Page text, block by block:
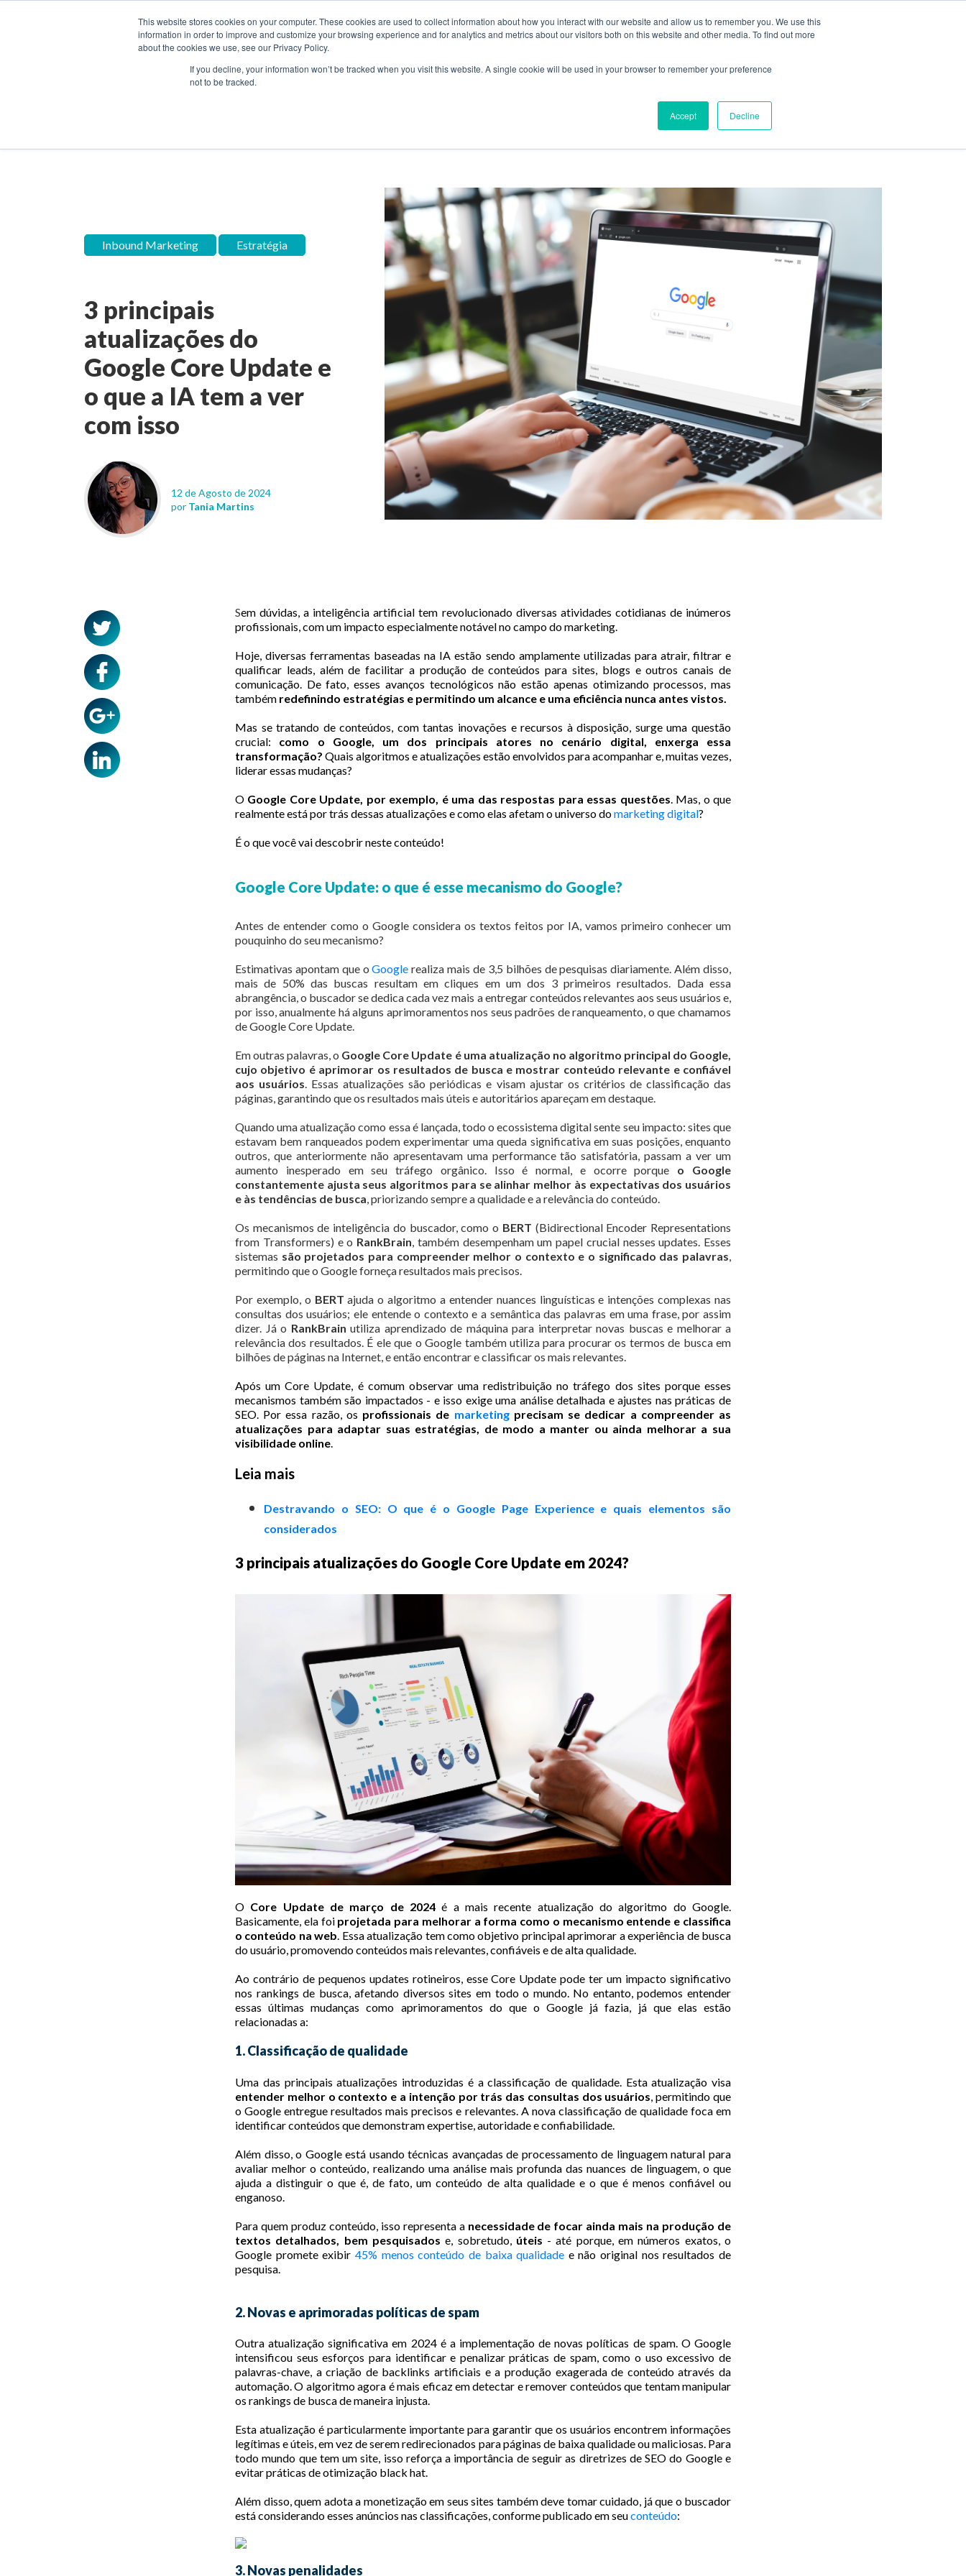
This website stores cookies on your computer. These cookies are used to collect information about how you interact with our website and allow us to remember you. We use this
information in order to improve and customize your browsing experience and for analytics and metrics about our visitors both on this website and other media. To find out more
about the cookies we use, see our Privacy Policy.
If you decline, your information won’t be tracked when you visit this website. A single cookie will be used in your browser to remember your preference
not to be tracked.
Accept Decline
SOLUÇÕES
Blog
Inbound Marketing Estratégia
3 principais
atualizações do
Google Core Update e
o que a IA tem a ver
com isso
12 de Agosto de 2024
por Tania Martins
Sem dúvidas, a inteligência artificial tem revolucionado diversas atividades cotidianas de inúmeros
profissionais, com um impacto especialmente notável no campo do marketing.
Hoje, diversas ferramentas baseadas na IA estão sendo amplamente utilizadas para atrair, filtrar e
qualificar leads, além de facilitar a produção de conteúdos para sites, blogs e outros canais de
comunicação. De fato, esses avanços tecnológicos não estão apenas otimizando processos, mas
também redefinindo estratégias e permitindo um alcance e uma eficiência nunca antes vistos.
Mas se tratando de conteúdos, com tantas inovações e recursos à disposição, surge uma questão
crucial: como o Google, um dos principais atores no cenário digital, enxerga essa
transformação? Quais algoritmos e atualizações estão envolvidos para acompanhar e, muitas vezes,
liderar essas mudanças?
O Google Core Update, por exemplo, é uma das respostas para essas questões. Mas, o que
realmente está por trás dessas atualizações e como elas afetam o universo domarketing digital?
É o que você vai descobrir neste conteúdo!
Google Core Update: o que é esse mecanismo do Google?
Antes de entender como o Google considera os textos feitos por IA, vamos primeiro conhecer um
pouquinho do seu mecanismo?
Estimativas apontam que oGoogle realiza mais de 3,5 bilhões de pesquisas diariamente. Além disso,
mais de 50% das buscas resultam em cliques em um dos 3 primeiros resultados. Dada essa
abrangência, o buscador se dedica cada vez mais a entregar conteúdos relevantes aos seus usuários e,
por isso, anualmente há alguns aprimoramentos nos seus padrões de ranqueamento, o que chamamos
de Google Core Update.
Em outras palavras, o Google Core Update é uma atualização no algoritmo principal do Google,
cujo objetivo é aprimorar os resultados de busca e mostrar conteúdo relevante e confiável
aos usuários. Essas atualizações são periódicas e visam ajustar os critérios de classificação das
páginas, garantindo que os resultados mais úteis e autoritários apareçam em destaque.
Quando uma atualização como essa é lançada, todo o ecossistema digital sente seu impacto: sites que
estavam bem ranqueados podem experimentar uma queda significativa em suas posições, enquanto
outros, que anteriormente não apresentavam uma performance tão satisfatória, passam a ver um
aumento inesperado em seu tráfego orgânico. Isso é normal, e ocorre porque o Google
constantemente ajusta seus algoritmos para se alinhar melhor às expectativas dos usuários
e às tendências de busca, priorizando sempre a qualidade e a relevância do conteúdo.
Os mecanismos de inteligência do buscador, como o BERT (Bidirectional Encoder Representations
from Transformers) e o RankBrain, também desempenham um papel crucial nesses updates. Esses
sistemas são projetados para compreender melhor o contexto e o significado das palavras,
permitindo que o Google forneça resultados mais precisos.
Por exemplo, o BERT ajuda o algoritmo a entender nuances linguísticas e intenções complexas nas
consultas dos usuários; ele entende o contexto e a semântica das palavras em uma frase, por assim
dizer. Já o RankBrain utiliza aprendizado de máquina para interpretar novas buscas e melhorar a
relevância dos resultados. É ele que o Google também utiliza para procurar os termos de busca em
bilhões de páginas na Internet, e então encontrar e classificar os mais relevantes.
Após um Core Update, é comum observar uma redistribuição no tráfego dos sites porque esses
mecanismos também são impactados - e isso exige uma análise detalhada e ajustes nas práticas de
SEO. Por essa razão, os profissionais de marketingprecisam se dedicar a compreender as
atualizações para adaptar suas estratégias, de modo a manter ou ainda melhorar a sua
visibilidade online.
Leia mais
Destravando o SEO: O que é o Google Page Experience e quais elementos são
considerados
3 principais atualizações do Google Core Update em 2024?
O Core Update de março de 2024 é a mais recente atualização do algoritmo do Google.
Basicamente, ela foiprojetada para melhorar a forma como o mecanismo entende e classifica
o conteúdo na web. Essa atualização tem como objetivo principal aprimorar a experiência de busca
do usuário, promovendo conteúdos mais relevantes, confiáveis e de alta qualidade.
Ao contrário de pequenos updates rotineiros, esse Core Update pode ter um impacto significativo
nos rankings de busca, afetando diversos sites em todo o mundo. No entanto, podemos entender
essas últimas mudanças como aprimoramentos do que o Google já fazia, já que elas estão
relacionadas a:
1. Classificação de qualidade
Uma das principais atualizações introduzidas é a classificação de qualidade. Esta atualização visa
entender melhor o contexto e a intenção por trás das consultas dos usuários , permitindo que
o Google entregue resultados mais precisos e relevantes. A nova classificação de qualidade foca em
identificar conteúdos que demonstram expertise, autoridade e confiabilidade.
Além disso, o Google está usando técnicas avançadas de processamento de linguagem natural para
avaliar melhor o conteúdo, realizando uma análise mais profunda das nuances de linguagem, o que
ajuda a distinguir o que é, de fato, um conteúdo de alta qualidade e o que é menos confiável ou
enganoso.
Para quem produz conteúdo, isso representa a necessidade de focar ainda mais na produção de
textos detalhados,
bem pesquisados e, sobretudo, úteis - até porque, em números exatos, o
Google promete exibir 45% menos conteúdo de baixa qualidade e não original nos resultados de
pesquisa.
2. Novas e aprimoradas políticas de spam
Outra atualização significativa em 2024 é a implementação de novas políticas de spam. O Google
intensificou seus esforços para identificar e penalizar práticas de spam, como o uso excessivo de
palavras-chave, a criação de backlinks artificiais e a produção exagerada de conteúdo através da
automação. O algoritmo agora é mais eficaz em detectar e remover conteúdos que tentam manipular
os rankings de busca de maneira injusta.
Esta atualização é particularmente importante para garantir que os usuários encontrem informações
legítimas e úteis, em vez de serem redirecionados para páginas de baixa qualidade ou maliciosas. Para
todo mundo que tem um site, isso reforça a importância de seguir as diretrizes de SEO do Google e
evitar práticas de otimização black hat.
Além disso, quem adota a monetização em seus sites também deve tomar cuidado, já que o buscador
está considerando esses anúncios nas classificações, conforme publicado em seuconteúdo:
3. Novas penalidades